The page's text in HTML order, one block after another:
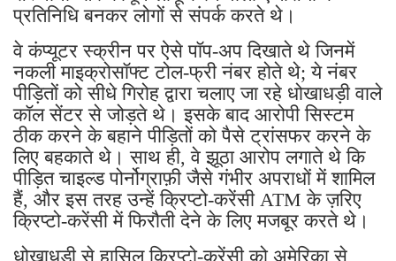
वे कंप्यूटर स्क्रीन पर ऐसे पॉप-अप दिखाते थे जिनमें
नकली माइक्रोसॉफ्ट टोल-फ्री नंबर होते थे; ये नंबर
पीड़ितों को सीधे गिरोह द्वारा चलाए जा रहे धोखाधड़ी वाले
कॉल सेंटर से जोड़ते थे। इसके बाद आरोपी सिस्टम
ठीक करने के बहाने पीड़ितों को पैसे ट्रांसफर करने के
लिए बहकाते थे। साथ ही, वे झूठा आरोप लगाते थे कि
पीड़ित चाइल्ड पोर्नोग्राफ़ी जैसे गंभीर अपराधों में शामिल
हैं, और इस तरह उन्हें क्रिप्टो-करेंसी ATM के ज़रिए
क्रिप्टो-करेंसी में फिरौती देने के लिए मजबूर करते थे।
धोखाधड़ी से हासिल क्रिप्टो-करेंसी को अमेरिका से
बाहर भेजने के लिए कई क्रिप्टो वॉलेट के ज़रिए